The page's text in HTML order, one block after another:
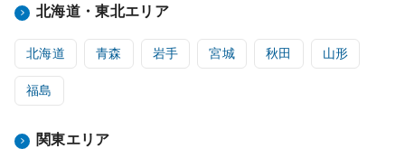
北海道・東北エリア
北海道 青森 岩手 宮城 秋田 山形
福島
関東エリア